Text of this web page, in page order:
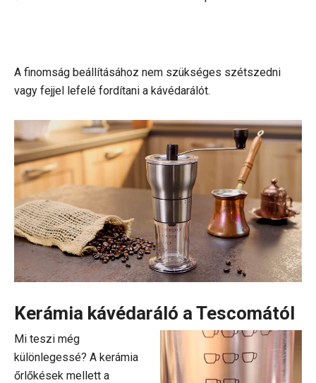
A finomság beállításához nem szükséges szétszedni
vagy fejjel lefelé fordítani a kávédarálót.
Kerámia kávédaráló a Tescomától
Mi teszi még
különlegessé? A kerámia
őrlőkések mellett a